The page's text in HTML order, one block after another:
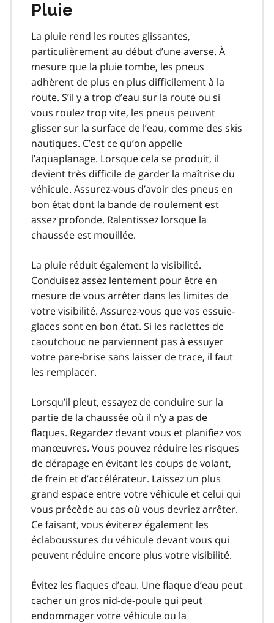
Pluie
La pluie rend les routes glissantes,
particulièrement au début d’une averse. À
mesure que la pluie tombe, les pneus
adhèrent de plus en plus difficilement à la
route. S’il y a trop d’eau sur la route ou si
vous roulez trop vite, les pneus peuvent
glisser sur la surface de l’eau, comme des skis
nautiques. C’est ce qu’on appelle
l’aquaplanage. Lorsque cela se produit, il
devient très difficile de garder la maîtrise du
véhicule. Assurez-vous d’avoir des pneus en
bon état dont la bande de roulement est
assez profonde. Ralentissez lorsque la
chaussée est mouillée.
La pluie réduit également la visibilité.
Conduisez assez lentement pour être en
mesure de vous arrêter dans les limites de
votre visibilité. Assurez-vous que vos essuie-
glaces sont en bon état. Si les raclettes de
caoutchouc ne parviennent pas à essuyer
votre pare-brise sans laisser de trace, il faut
les remplacer.
Lorsqu’il pleut, essayez de conduire sur la
partie de la chaussée où il n’y a pas de
flaques. Regardez devant vous et planifiez vos
manœuvres. Vous pouvez réduire les risques
de dérapage en évitant les coups de volant,
de frein et d’accélérateur. Laissez un plus
grand espace entre votre véhicule et celui qui
vous précède au cas où vous devriez arrêter.
Ce faisant, vous éviterez également les
éclaboussures du véhicule devant vous qui
peuvent réduire encore plus votre visibilité.
Évitez les flaques d’eau. Une flaque d’eau peut
cacher un gros nid-de-poule qui peut
endommager votre véhicule ou la